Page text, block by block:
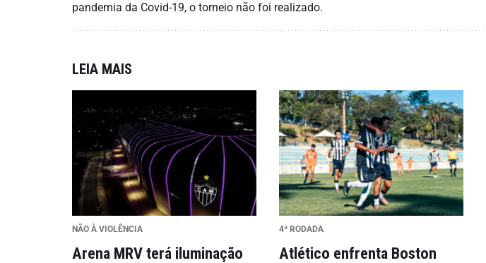
pandemia da Covid-19, o torneio não foi realizado.
LEIA MAIS
NÃO À VIOLÊNCIA
Arena MRV terá iluminação
4ª RODADA
Atlético enfrenta Boston